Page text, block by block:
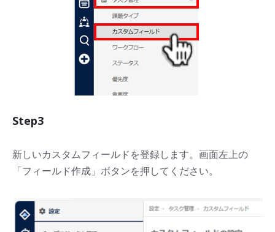
Step3
新しいカスタムフィールドを登録します。画面左上の
「フィールド作成」ボタンを押してください。